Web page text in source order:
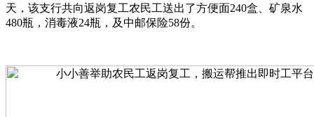
天，该支行共向返岗复工农民工送出了方便面240盒、矿泉水
480瓶，消毒液24瓶，及中邮保险58份。